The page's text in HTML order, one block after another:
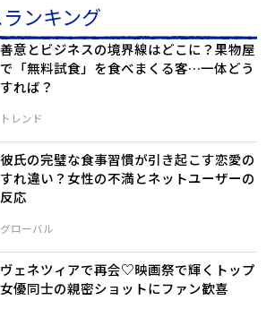
ンキング
トレンド
善意とビジネスの境界線はどこに？果物屋
で「無料試食」を食べまくる客…一体どう
すれば？
グローバル
彼氏の完璧な食事習慣が引き起こす恋愛の
すれ違い？女性の不満とネットユーザーの
反応
ヴェネツィアで再会♡映画祭で輝くトップ
女優同士の親密ショットにファン歓喜